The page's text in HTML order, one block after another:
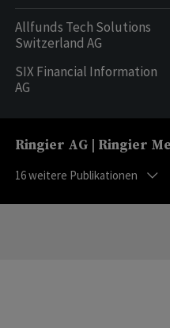
Allfunds Tech Solutions
Switzerland AG
SIX Financial Information
AG
Ringier AG | Ringier
16weitere Publikationen